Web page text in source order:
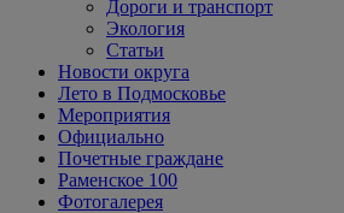
Дороги и транспорт
Экология
Статьи
Новости округа
Лето в Подмосковье
Мероприятия
Официально
Почетные граждане
Раменское 100
Фотогалерея